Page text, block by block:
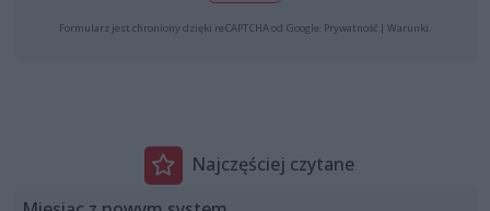
Formularz jest chroniony dzięki reCAPTCHA od Google: Prywatność | Warunki
Najczęściej czytane